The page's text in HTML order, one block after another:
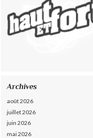
Archives
août 2026
juillet 2026
juin 2026
mai 2026